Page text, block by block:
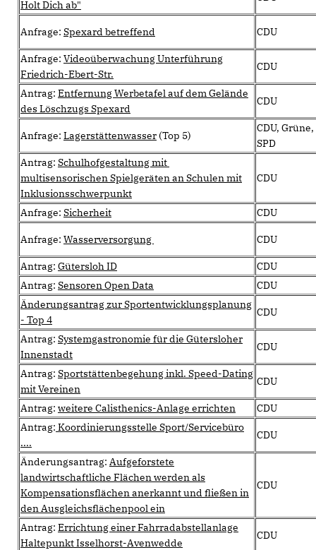
Holt Dich ab"
Anfrage: Spexard betreffend CDU
Anfrage: Videoüberwachung Unterführung
Friedrich-Ebert-Str.
CDU
Antrag: Entfernung Werbetafel auf dem Gelände
des Löschzugs Spexard
CDU
Anfrage: Lagerstättenwasser (Top 5)
CDU,
SPD
Antrag: Schulhofgestaltung mit
multisensorischen Spielgeräten an Schulen mit
Inklusionsschwerpunkt
CDU
Anfrage: Sicherheit CDU
Anfrage: Wasserversorgung CDU
Antrag: Gütersloh ID
CDU
Antrag: Sensoren Open Data
CDU
Änderungsantrag zur Sportentwicklungsplanung
- Top 4
CDU
Antrag: Systemgastronomie für die Gütersloher
Innenstadt
CDU
Antrag: Sportstättenbegehung inkl. Speed-Dating
mit Vereinen
CDU
Antrag: weitere Calisthenics-Anlage errichten
CDU
Antrag: Koordinierungsstelle Sport/Servicebüro
....
CDU
Änderungsantrag: Aufgeforstete
landwirtschaftliche Flächen werden als
Kompensationsflächen anerkannt und fließen in
den Ausgleichsflächenpool ein
CDU
Antrag: Errichtung einer Fahrradabstellanlage
Haltepunkt Isselhorst-Avenwedde
CDU